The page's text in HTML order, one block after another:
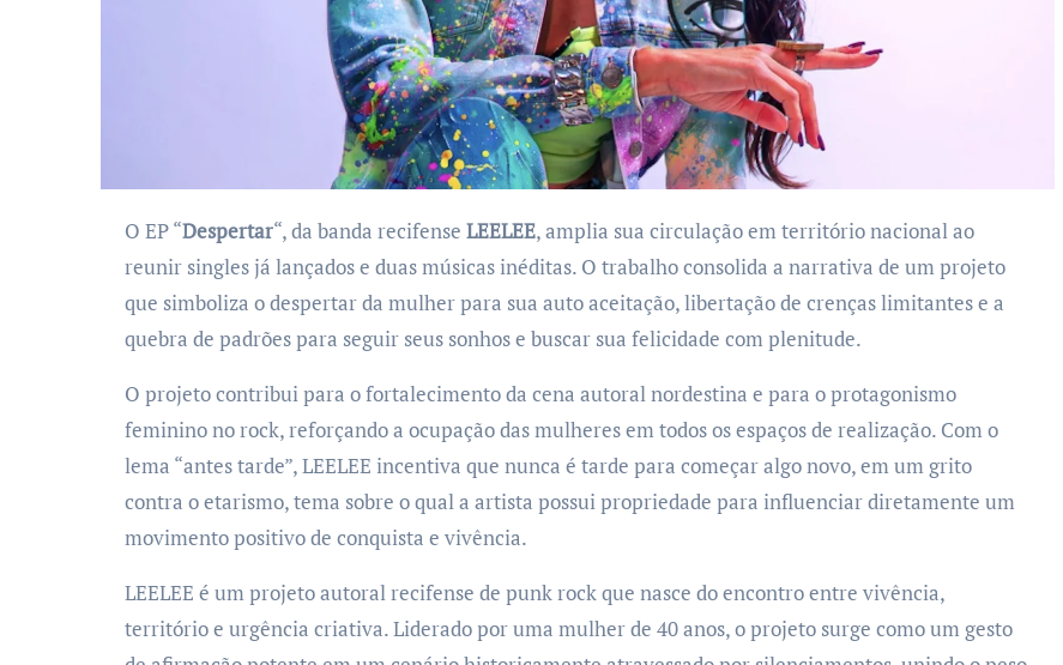
O EP “Despertar“, da banda recifense LEELEE, amplia sua circulação em território nacional ao
reunir singles já lançados e duas músicas inéditas. O trabalho consolida a narrativa de um projeto
que simboliza o despertar da mulher para sua auto aceitação, libertação de crenças limitantes e a
quebra de padrões para seguir seus sonhos e buscar sua felicidade com plenitude.
O projeto contribui para o fortalecimento da cena autoral nordestina e para o protagonismo
feminino no rock, reforçando a ocupação das mulheres em todos os espaços de realização. Com o
lema “antes tarde”, LEELEE incentiva que nunca é tarde para começar algo novo, em um grito
contra o etarismo, tema sobre o qual a artista possui propriedade para influenciar diretamente um
movimento positivo de conquista e vivência.
LEELEE é um projeto autoral recifense de punk rock que nasce do encontro entre vivência,
território e urgência criativa. Liderado por uma mulher de 40 anos, o projeto surge como um gesto